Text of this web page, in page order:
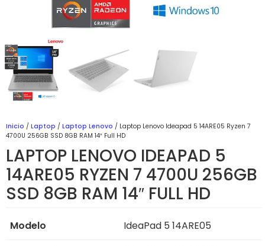
Inicio / Laptop / Laptop Lenovo / Laptop Lenovo Ideapad 5 14ARE05 Ryzen 7
4700U 256GB SSD 8GB RAM 14″ Full HD
LAPTOP LENOVO IDEAPAD 5
14ARE05 RYZEN 7 4700U 256GB
SSD 8GB RAM 14″ FULL HD
Modelo IdeaPad 5 14ARE05